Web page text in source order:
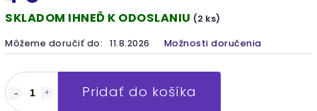
SKLADOM IHNEĎ K ODOSLANIU (2 ks)
Môžeme doručiť do: 11.8.2026 Možnosti doručenia
Pridať do košíka